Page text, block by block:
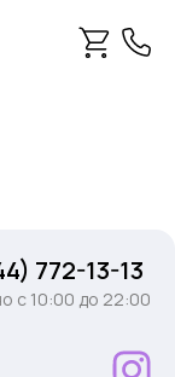
772-13-13
c 10:00 до 22:00